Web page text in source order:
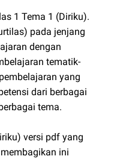
1 Tema 1 (Diriku).
pada jenjang
dengan
tematik-
yang
dari berbagai
tema.
versi pdf yang
ini